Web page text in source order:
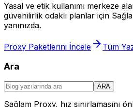
Yasal ve etik kullanımı merkeze
güvenilirlik odaklı planlar için
yanınızda.
Proxy Paketlerini İncele Tüm
Ara
ARA
Sağlam Proxy, hız sınırlamasını